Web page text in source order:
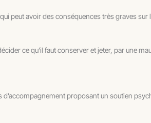
peut avoir des conséquences très graves
ce qu’il faut conserver et jeter, par une
proposant un soutien